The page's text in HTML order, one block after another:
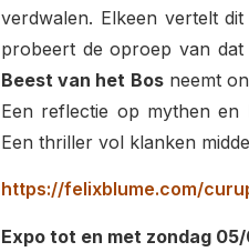
verdwalen. Elkeen vertelt
probeert de oproep van
Beest van het Bosneemt
Een reflectie op mythen en
Een thriller vol klanken
https://felixblume.com/
Expo tot en met zondag